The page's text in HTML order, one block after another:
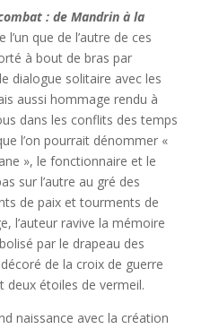
: de Mandrin à la
que de l’autre de ces
à bout de bras par
dialogue solitaire avec les
aussi hommage rendu à
dans les conflits des temps
l’on pourrait dénommer «
», le fonctionnaire et le
sur l’autre au gré des
de paix et tourments de
l’auteur ravive la mémoire
par le drapeau des
de la croix de guerre
deux étoiles de vermeil.
naissance avec la création